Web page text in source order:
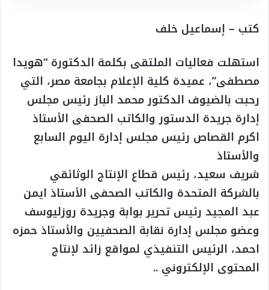
كتب – إسماعيل خلف
استهلت فعاليات الملتقى بكلمة الدكتورة “هويدا
مصطفى”، عميدة كلية الإعلام بجامعة مصر، التي
رحبت بالضيوف الدكتور محمد الباز رئيس مجلس
إدارة جريدة الدستور والكاتب الصحفى الأستاذ
اكرم القصاص رئيس مجلس إدارة اليوم السابع
والأستاذ
شريف سعيد، رئيس قطاع الإنتاج الوثائقي
بالشركة المتحدة والكاتب الصحفى الأستاذ ايمن
عبد المجيد رئيس تحرير بوابة وجريدة روزليوسف
وعضو مجلس إدارة نقابة الصحفيين والأستاذ حمزه
احمد، الرئيس التنفيذي لمواقع زائد لإنتاج
المحتوى الإلكتروني ..